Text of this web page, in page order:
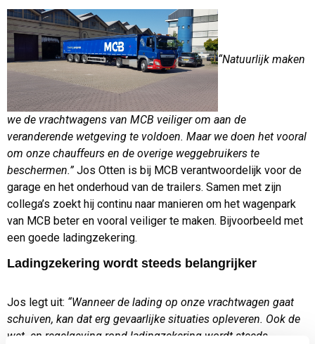
Services
Staal
VMI
Werken bij MCB
“Natuurlijk maken
we de vrachtwagens van MCB veiliger om aan de
veranderende wetgeving te voldoen. Maar we doen het vooral
om onze chauffeurs en de overige weggebruikers te
beschermen.”Jos Otten is bij MCB verantwoordelijk voor de
garage en het onderhoud van de trailers. Samen met zijn
collega’s zoekt hij continu naar manieren om het wagenpark
van MCB beter en vooral veiliger te maken. Bijvoorbeeld met
een goede ladingzekering.
Ladingzekering wordt steeds belangrijker
Jos legt uit: “Wanneer de lading op onze vrachtwagen gaat
schuiven, kan dat erg gevaarlijke situaties opleveren. Ook de
wet- en regelgeving rond ladingzekering wordt steeds